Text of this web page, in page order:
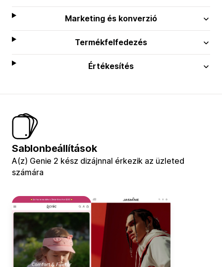
Marketing és konverzió
Termékfelfedezés
Értékesítés
Sablonbeállítások
A(z) Genie 2 kész dizájnnal érkezik az üzleted
számára